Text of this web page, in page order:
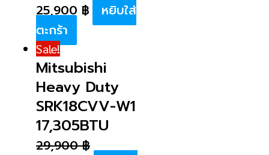
25,900 ฿
หยิบใส่
ตะกร้า
Sale!
Mitsubishi
Heavy Duty
SRK18CVV-W1
17,305BTU
29,900฿